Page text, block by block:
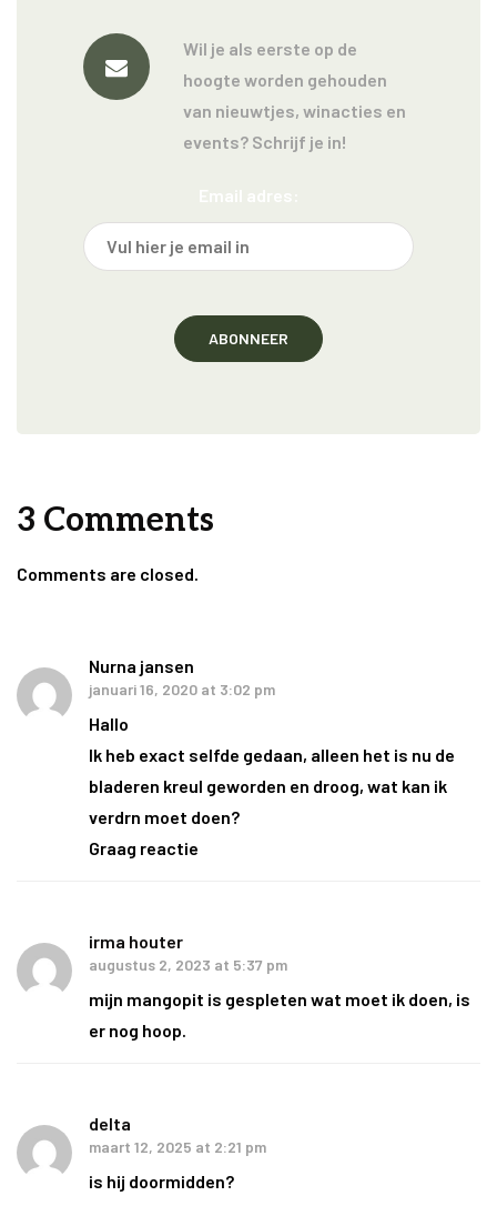
Wil je als eerste op de
hoogte worden gehouden
van nieuwtjes, winacties en
events? Schrijf je in!
3 Comments
Comments are closed.
Nurna jansen
januari 16, 2020 at 3:02 pm
Hallo
Ik heb exact selfde gedaan, alleen het is nu de
bladeren kreul geworden en droog, wat kan ik
verdrn moet doen?
Graag reactie
irma houter
augustus 2, 2023 at 5:37 pm
mijn mangopit is gespleten wat moet ik doen, is
er nog hoop.
delta
maart 12, 2025 at 2:21 pm
is hij doormidden?